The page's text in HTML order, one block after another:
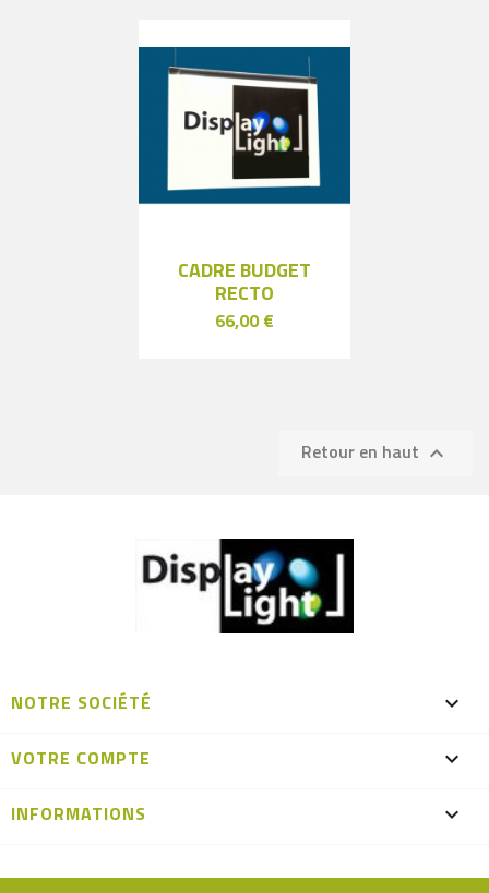
CADRE BUDGET
RECTO
66,00 €
Retour en haut 
NOTRE SOCIÉTÉ 
VOTRE COMPTE 
INFORMATIONS keyboard_arrow_down